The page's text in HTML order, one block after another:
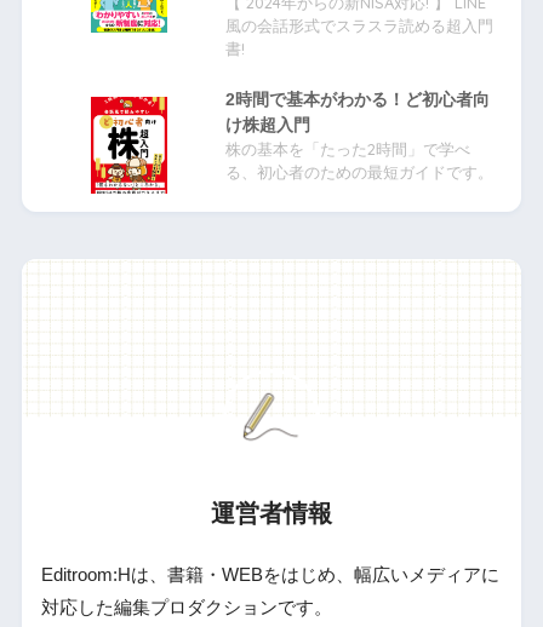
風の会話形式でスラスラ読める超入門
書!
2時間で基本がわかる！ど初心者向
け株超入門
株の基本を「たった2時間」で学べ
る、初心者のための最短ガイドです。
運営者情報
Editroom:Hは、書籍・WEBをはじめ、幅広いメディアに
対応した編集プロダクションです。